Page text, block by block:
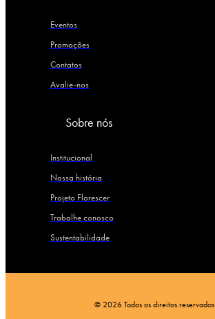
Eventos
Promoções
Contatos
Avalie-nos
Sobre nós
Institucional
Nossa história
Projeto Florescer
Trabalhe conosco
Sustentabilidade
© 2026 Todos os direitos reservados